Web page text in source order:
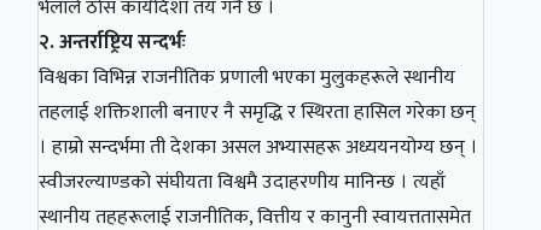
भेलाले ठोस कार्यदिशा तय गर्नै छ ।
२. अन्तर्राष्ट्रिय सन्दर्भः
विश्वका विभिन्न राजनीतिक प्रणाली भएका मुलुकहरूले स्थानीय
तहलाई शक्तिशाली बनाएर नै समृद्धि र स्थिरता हासिल गरेका छन्
। हाम्रो सन्दर्भमा ती देशका असल अभ्यासहरू अध्ययनयोग्य छन् ।
स्वीजरल्याण्डको संघीयता विश्वमै उदाहरणीय मानिन्छ । त्यहाँ
स्थानीय तहहरूलाई राजनीतिक, वित्तीय र कानुनी स्वायत्ततासमेत